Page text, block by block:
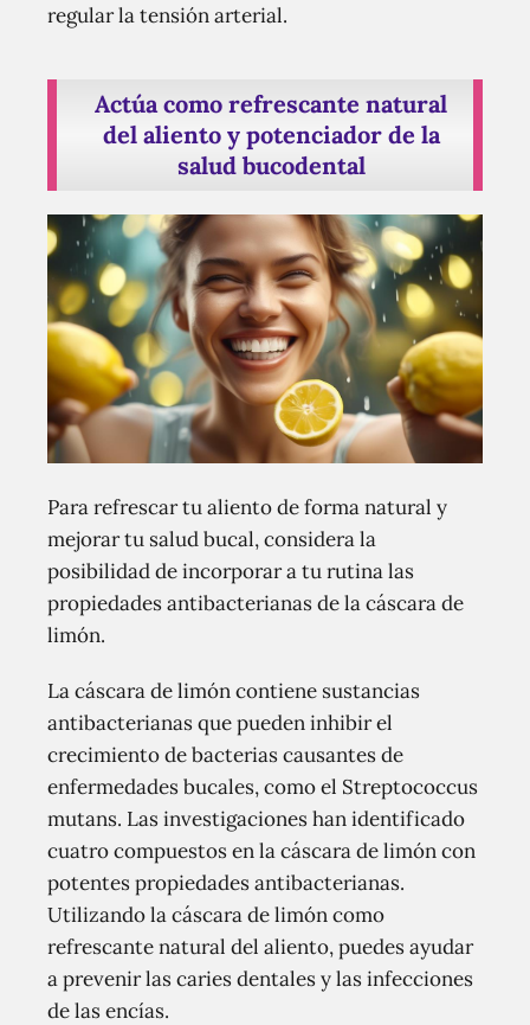
regular la tensión arterial.
Actúa como refrescante natural
del aliento y potenciador de la
salud bucodental
Para refrescar tu aliento de forma natural y
mejorar tu salud bucal, considera la
posibilidad de incorporar a tu rutina las
propiedades antibacterianas de la cáscara de
limón.
La cáscara de limón contiene sustancias
antibacterianas que pueden inhibir el
crecimiento de bacterias causantes de
enfermedades bucales, como el Streptococcus
mutans. Las investigaciones han identificado
cuatro compuestos en la cáscara de limón con
potentes propiedades antibacterianas.
Utilizando la cáscara de limón como
refrescante natural del aliento, puedes ayudar
a prevenir las caries dentales y las infecciones
de las encías.